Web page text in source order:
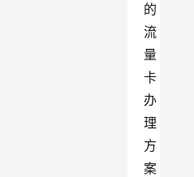
的
流
量
卡
办
理
方
案